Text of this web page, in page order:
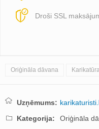
Droši SSL
Oriģināla dāvana Karikatūra
Uzņēmums:
Kategorija:
Oriģināla